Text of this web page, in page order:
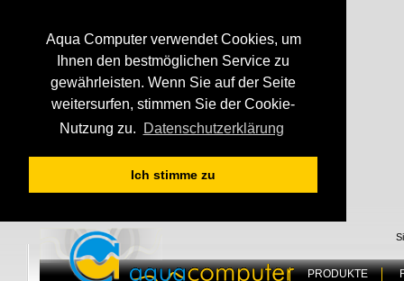
Aqua Computer verwendet Cookies, um
Ihnen den bestmöglichen Service zu
gewährleisten. Wenn Sie auf der Seite
weitersurfen, stimmen Sie der Cookie-
Nutzung zu.
Datenschutzerklärung
Ich stimme zu
PRODUKTE